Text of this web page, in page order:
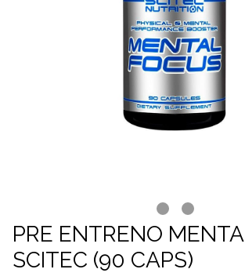
PRE ENTRENO
SCITEC (90 CAPS)